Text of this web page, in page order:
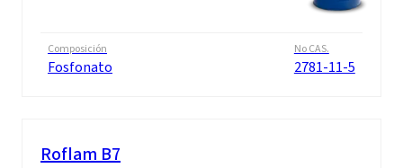
Composición
Fosfonato
No CAS.
2781-11-5
Roflam B7